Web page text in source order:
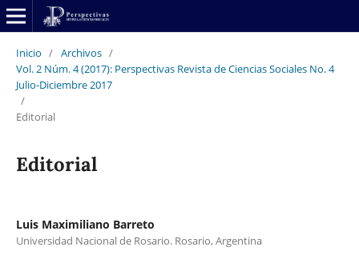
Inicio / Archivos /
Vol. 2 Núm. 4 (2017): Perspectivas Revista de Ciencias Sociales No. 4
Julio-Diciembre 2017
/
Editorial
Editorial
Luis Maximiliano Barreto
Universidad Nacional de Rosario. Rosario, Argentina